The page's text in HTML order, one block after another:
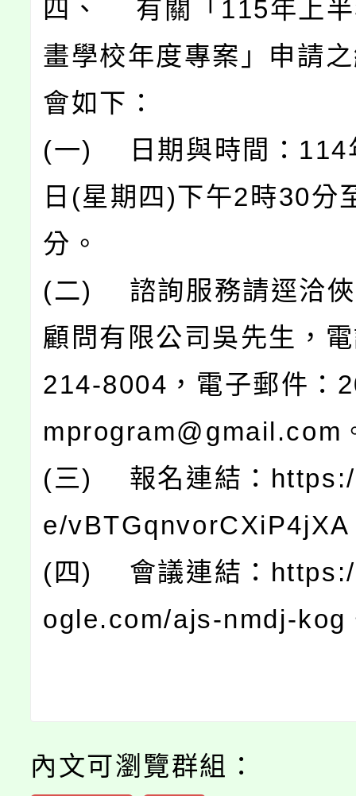
四、 有關「115年上半
畫學校年度專案」申請
會如下：
(一) 日期與時間：114
日(星期四)下午2時30分
分。
(二) 諮詢服務請逕洽俠
顧問有限公司吳先生，
214-8004，電子郵件：
mprogram@gmail.com
(三) 報名連結：
e/vBTGqnvorCXiP4jXA
(四) 會議連結：
ogle.com/ajs-nmdj-kog
內文可瀏覽群組：